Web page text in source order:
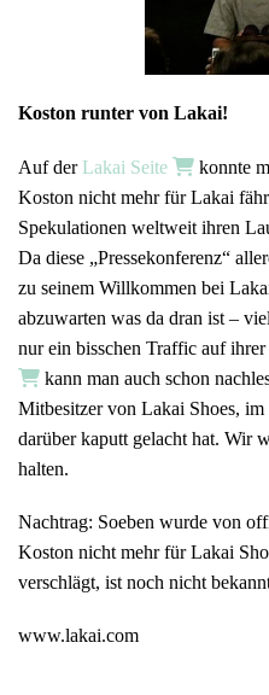
Koston runter von Lakai!
Auf der Lakai Seite
konnte
Koston nicht mehr für Lakai
Spekulationen weltweit ihren
Da diese „Pressekonferenz“
zu seinem Willkommen bei
abzuwarten was da dran ist –
nur ein bisschen Traffic auf
kann man auch schon
Mitbesitzer von Lakai Shoes,
darüber kaputt gelacht hat. Wir
halten.
Nachtrag: Soeben wurde von
Koston nicht mehr für Lakai
verschlägt, ist noch nicht
www.lakai.com